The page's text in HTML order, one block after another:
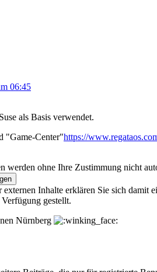
06:45
als Basis verwendet.
"Game-Center"https://
werden ohne Ihre Zustimmung nicht
Inhalte erklären Sie sich damit
gestellt.
Nürnberg